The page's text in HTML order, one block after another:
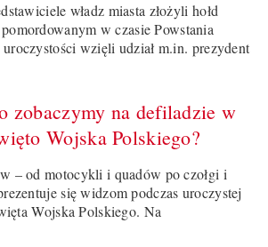
władz miasta złożyli hołd
w czasie Powstania
wzięli udział m.in. prezydent
zobaczymy na defiladzie w
Wojska Polskiego?
– od motocykli i quadów po czołgi i
się widzom podczas uroczystej
Wojska Polskiego. Na